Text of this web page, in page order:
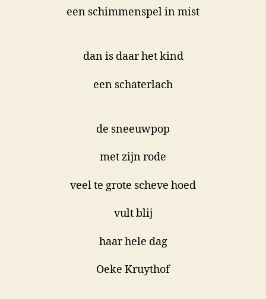
een schimmenspel in mist
dan is daar het kind
een schaterlach
de sneeuwpop
met zijn rode
veel te grote scheve hoed
vult blij
haar hele dag
Oeke Kruythof